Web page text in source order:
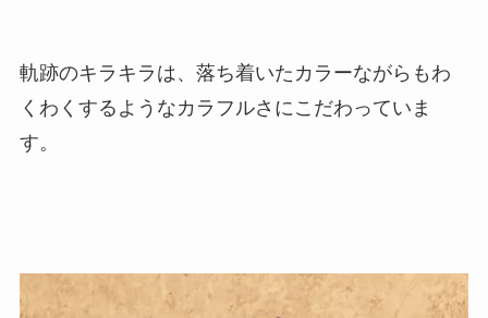
軌跡のキラキラは、落ち着いたカラーながらもわ
くわくするようなカラフルさにこだわっていま
す。